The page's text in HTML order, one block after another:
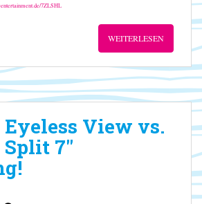
7ZLSHL
WEITERLESEN
Eyeless View vs.
7″